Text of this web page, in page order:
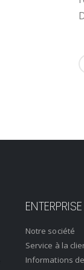
ENTERPRISE
Notre société
Service à la
Informations